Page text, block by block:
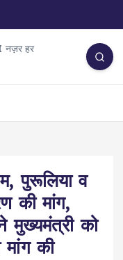
पुरूलिया व
की मांग,
मुख्यमंत्री को
की